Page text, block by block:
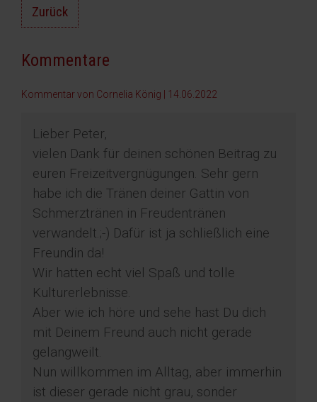
Zurück
Kommentare
Kommentar von Cornelia König | 14.06.2022
Lieber Peter,
vielen Dank für deinen schönen Beitrag zu
euren Freizeitvergnügungen. Sehr gern
habe ich die Tränen deiner Gattin von
Schmerztränen in Freudentränen
verwandelt.;-) Dafür ist ja schließlich eine
Freundin da!
Wir hatten echt viel Spaß und tolle
Kulturerlebnisse.
Aber wie ich höre und sehe hast Du dich
mit Deinem Freund auch nicht gerade
gelangweilt.
Nun willkommen im Alltag, aber immerhin
ist dieser gerade nicht grau, sonder